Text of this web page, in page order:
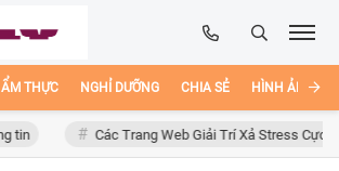
ẨM THỰC NGHỈ DƯỠNG CHIA SẺ HÌNH ẢNH
Các Trang Web Giải Trí Xả Stress Cực Hay Ho